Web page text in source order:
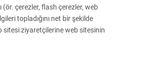
çerezler, flash çerezler, web
topladığını net bir şekilde
sitesi ziyaretçilerine web sitesinin